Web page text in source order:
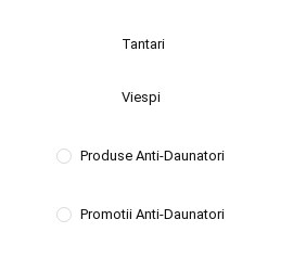
Tantari
Viespi
Produse Anti-Daunatori
Promotii Anti-Daunatori